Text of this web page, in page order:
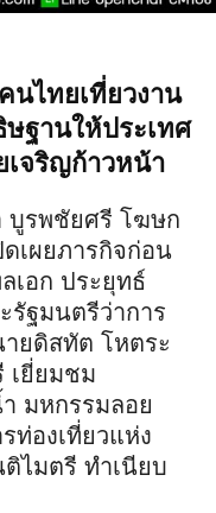
ไทยเที่ยวงาน
ฐานให้ประเทศ
เจริญก้าวหน้า
บูรพชัยศรี โฆษก
เผยภารกิจก่อน
เอก ประยุทธ์
รัฐมนตรีว่าการ
ยดิสทัต โหตระ
เยี่ยมชม
มหกรรมลอย
ท่องเที่ยวแห่ง
ไมตรี ทำเนียบ